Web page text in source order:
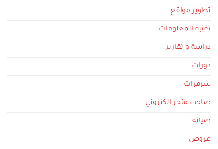
تطوير مواقع
تقنية المعلومات
دراسة و تقارير
دورات
سرفرات
صاحب متجر الكتروني
صيانه
عروض